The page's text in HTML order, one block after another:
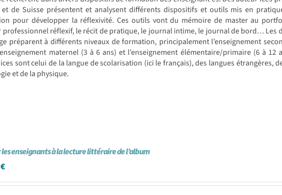
et de Suisse présentent et analysent différents dispositifs et outils mis en
pour développer la réflexivité. Ces outils vont du mémoire de master au
professionnel réflexif, le récit de pratique, le journal intime, le journal de bord… Les
préparent à différents niveaux de formation, principalement l’enseignement
maternel (3 à 6 ans) et l’enseignement élémentaire/primaire (6 à 12
sont celui de la langue de scolarisation (ici le français), des langues étrangères,
et de la physique.
enseignants à la lecture littéraire de l’album
€